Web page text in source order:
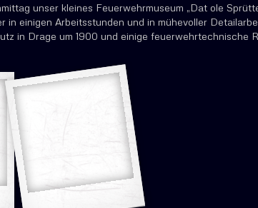
unser kleines Feuerwehrmuseum „Dat ole
in einigen Arbeitsstunden und in mühevoller
in Drage um 1900 und einige feuerwehrtechnische